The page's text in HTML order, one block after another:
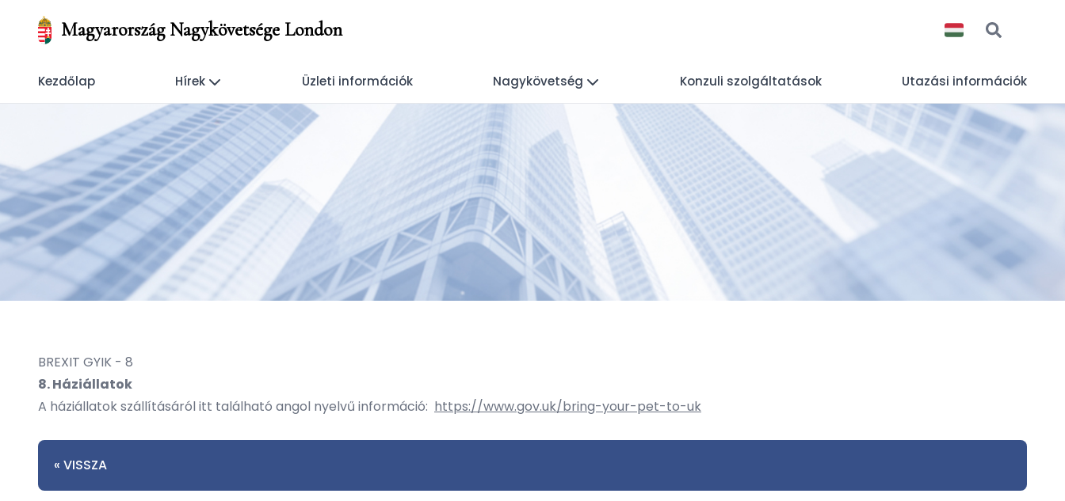
Magyarország Nagykövetsége London
Kezdőlap Hírek Üzleti információk Nagykövetség Konzuli szolgáltatások Utazási információk
BREXIT GYIK - 8
8. Háziállatok
A háziállatok szállításáról itt található angol nyelvű információ: https://www.gov.uk/bring-your-pet-to-uk
« VISSZA